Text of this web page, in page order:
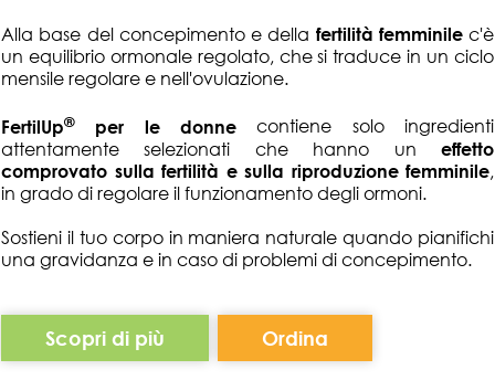
Alla base del concepimento e della fertilità femminilec'è
un equilibrio ormonale regolato, che si traduce in un ciclo
mensile regolare e nell'ovulazione.
FertilUp® per le donne contiene solo ingredienti
attentamente selezionati che hanno un effetto
comprovato sulla fertilità e sulla riproduzione femminile,
in grado di regolare il funzionamento degli ormoni.
Sostieni il tuo corpo in maniera naturale quando pianifichi
una gravidanza e in caso di problemi di concepimento.
Scopri di più Ordina